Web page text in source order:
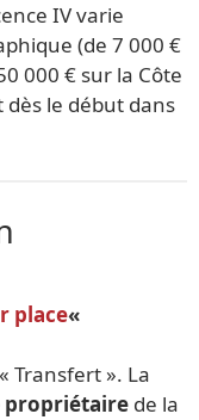
IV varie
(de 7 000 €
000 € sur la Côte
dès le début dans
place«
Transfert ». La
propriétaire de la